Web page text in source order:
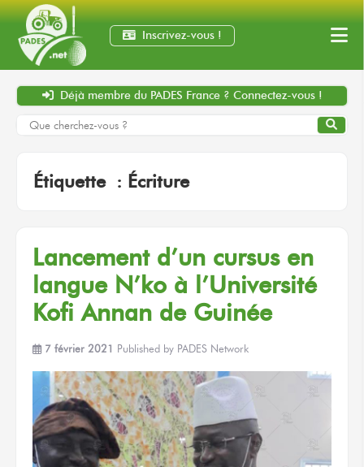
Inscrivez-vous !
Déjà membre du PADES France ? Connectez-vous !
Étiquette : Écriture
Lancement d’un cursus en
langue N’ko à l’Université
Kofi Annan de Guinée
7 février 2021 Published by PADES Network